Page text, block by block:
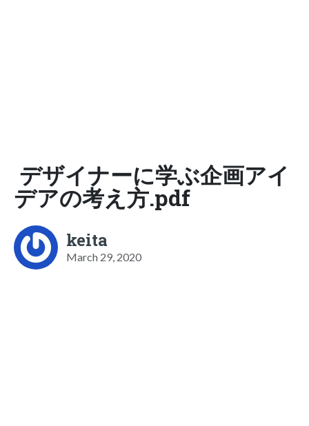
デザイナーに学ぶ企画アイ
デアの考え方.pdf
keita
March 29, 2020